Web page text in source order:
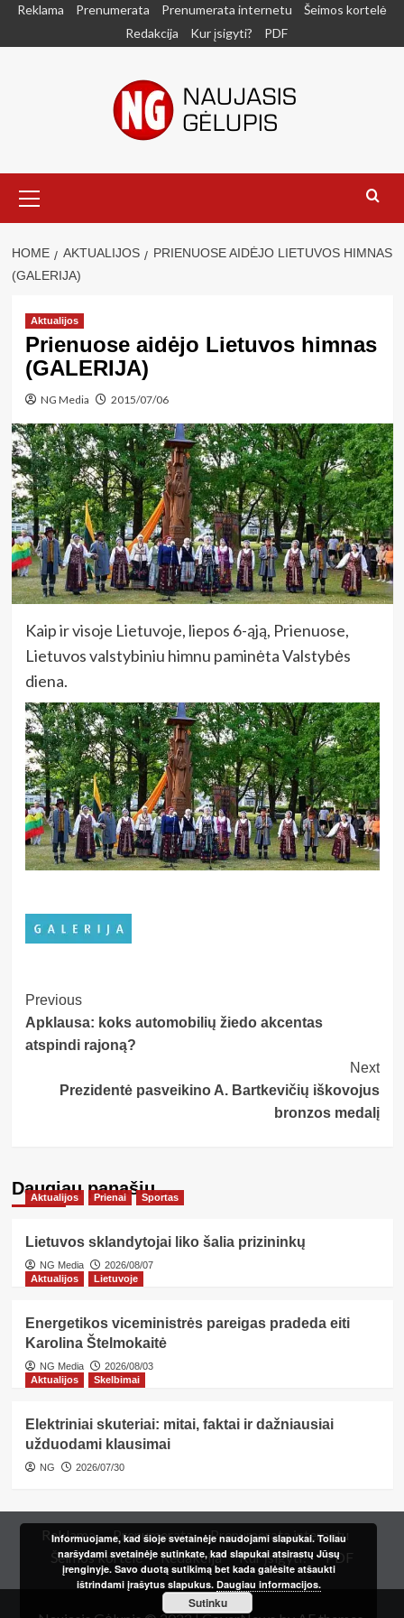
SkipReklama Prenumerata Prenumerata internetu
Šeimos kortelė
Redakcija
Kur įsigyti? PDF
Menu
HOME AKTUALIJOS
PRIENUOSE AIDĖJO LIETUVOS HIMNAS
(GALERIJA)
Aktualijos
Prienuose aidėjo Lietuvos himnas
(GALERIJA)
NG Media 2015/07/06
Kaip ir visoje Lietuvoje, liepos 6-ąją, Prienuose,
Lietuvos valstybiniu himnu paminėta Valstybės
diena.
Post
Navigation
Previous
Apklausa: koks automobilių žiedo akcentas
atspindi rajoną?
Next
Prezidentė pasveikino A. Bartkevičių iškovojus
bronzos medalį
Daugiau panašių…
Aktualijos Prienai Sportas
Lietuvos sklandytojai liko šalia prizininkų
NG Media
2026/08/07
Aktualijos
Lietuvoje
Energetikos viceministrės pareigas pradeda eiti
Karolina Štelmokaitė
NG Media
2026/08/03
Aktualijos
Skelbimai
Elektriniai skuteriai: mitai, faktai ir dažniausiai
užduodami klausimai
NG 2026/07/30
Reklama Prenumerata
Prenumerata internetu
Šeimos kortelė
Redakcija Kur įsigyti? PDF
Informuojame, kad šioje svetainėje naudojami slapukai. Toliau
naršydami svetainėje sutinkate, kad slapukai atsirastų Jūsų
įrenginyje. Savo duotą sutikimą bet kada galėsite atšaukti
ištrindami įrašytus slapukus. Daugiau informacijos.
Sutinku